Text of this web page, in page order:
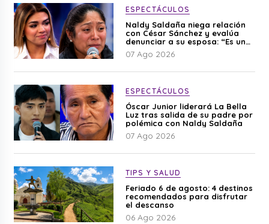
ESPECTÁCULOS
Naldy Saldaña niega relación
con César Sánchez y evalúa
denunciar a su esposa: “Es una
difamación”
07 Ago 2026
ESPECTÁCULOS
Óscar Junior liderará La Bella
Luz tras salida de su padre por
polémica con Naldy Saldaña
07 Ago 2026
TIPS Y SALUD
Feriado 6 de agosto: 4 destinos
recomendados para disfrutar
el descanso
06 Ago 2026